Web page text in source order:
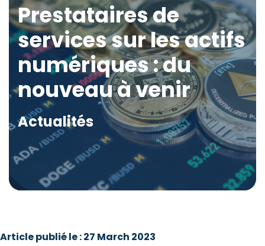
Prestataires de
services sur les actifs
numériques : du
nouveau à venir
Actualités
Article publié le : 27 March 2023